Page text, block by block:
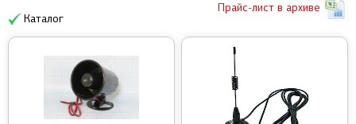
Каталог
Прайс-лист в архиве